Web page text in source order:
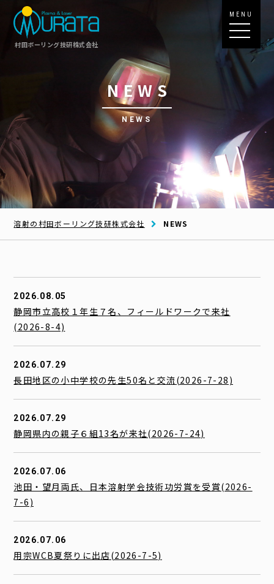
村田ボーリング技研株式会社
MENU
NEWS
NEWS
溶射の村田ボーリング技研株式会社 NEWS
2026.08.05
静岡市立高校１年生７名、フィールドワークで来社
(2026-8-4)
2026.07.29
長田地区の小中学校の先生50名と交流(2026-7-28)
2026.07.29
静岡県内の親子６組13名が来社(2026-7-24)
2026.07.06
池田・望月両氏、日本溶射学会技術功労賞を受賞(2026-
7-6)
2026.07.06
用宗WCB夏祭りに出店(2026-7-5)